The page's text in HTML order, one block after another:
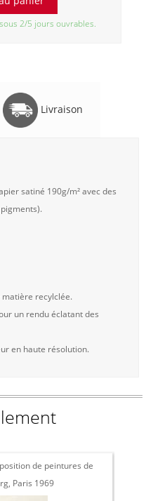
2/5 jours ouvrables.
Livraison
satiné 190g/m² avec des
matière recylclée.
un rendu éclatant des
en haute résolution.
de peintures de
Paris 1969